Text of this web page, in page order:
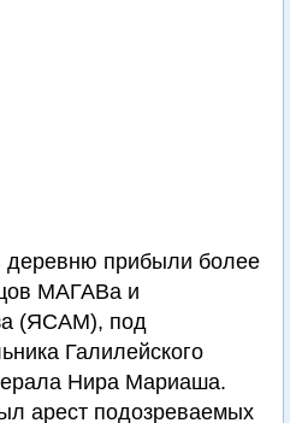
прибыли более
МАГАВа и
(ЯСАМ), под
Галилейского
Нира Мариаша.
арест подозреваемых